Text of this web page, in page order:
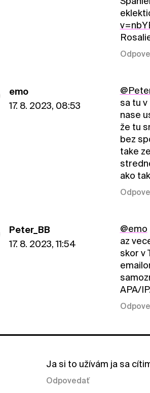
emo
17. 8. 2023, 08:53
sa tu
nase
že tu
bez
take
ako
Peter_BB
17. 8. 2023, 11:54
@emo
az
skor v
APA/
Ja si to užívám ja sa
Odpovedať